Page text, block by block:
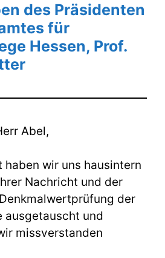
des Präsidenten
für
Hessen, Prof.
Abel,
wir uns hausintern
Nachricht und der
der
ausgetauscht und
missverstanden